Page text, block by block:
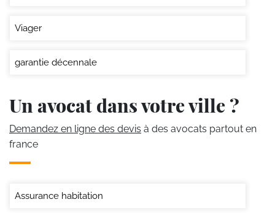
Viager
garantie décennale
Un avocat dans votre ville ?
Demandez en ligne des devis à des avocats partout en
france
Assurance habitation